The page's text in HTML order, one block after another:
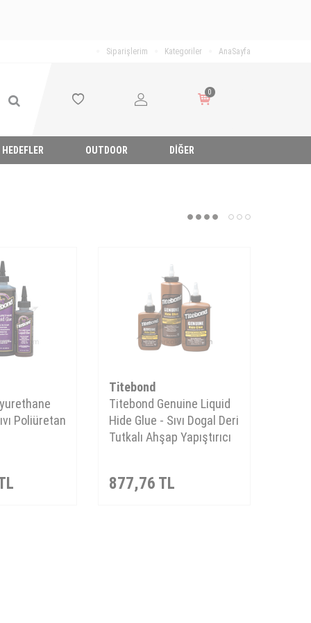
Siparişlerim Kategoriler AnaSayfa
0
HEDEFLER OUTDOOR DIĞER
Poliüretan
Titebond
Titebond Genuine Liquid
Hide Glue - Sıvı Dogal Deri
Tutkalı Ahşap Yapıştırıcı
877,76 TL